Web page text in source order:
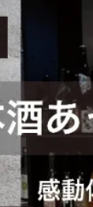
ゲ
書籍
チャ